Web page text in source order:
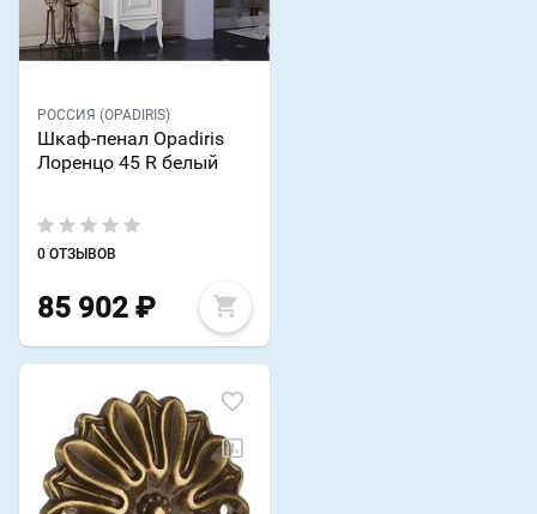
РОССИЯ (OPADIRIS)
Шкаф-пенал Opadiris
Лоренцо 45 R белый
0 ОТЗЫВОВ
85 902 ₽